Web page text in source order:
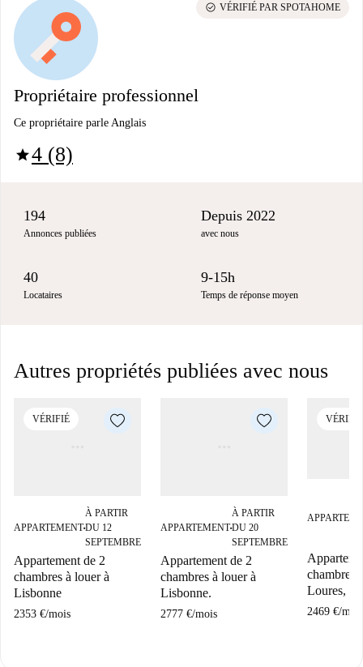
Propriétaire professionnel
Ce propriétaire parle Anglais
star4 (8)
check_circle VÉRIFIÉ PAR SPOTAHOME
194
Annonces publiées
Depuis 2022
avec nous
40
Locataires
9-15h
Temps de réponse moyen
Autres propriétés publiées avec nous
VÉRIFIÉ
APPARTEMENT■
À PARTIR
DU 12
SEPTEMBRE
Appartement de 2
chambres à louer à
Lisbonne
2353 €/mois
APPARTEMENT■
À PARTIR
DU 20
SEPTEMBRE
Appartement de 2
chambres à louer à
Lisbonne.
2777 €/mois
VÉRIFIÉ
chambre
Loures,
2469 €/mois